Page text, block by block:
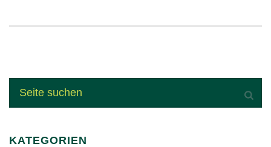
KATEGORIEN